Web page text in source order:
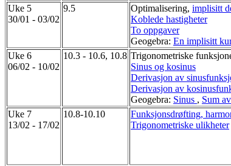
Uke 5
30/01 - 03/02
9.5 Optimalisering, implisitt
Koblede hastigheter
To oppgaver
Geogebra: En implisitt
Uke 6
06/02 - 10/02
10.3 - 10.6, 10.8 Trigonometriske
Sinus og kosinus
Derivasjon av
Derivasjon av
Geogebra: Sinus , Sum
Uke 7
13/02 - 17/02
10.8-10.10
Funksjonsdrøfting,
Trigonometriske ulikheter